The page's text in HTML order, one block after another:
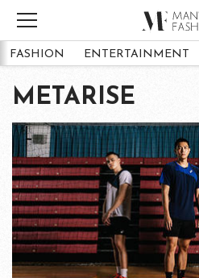
FASHION ENTERTAINMENT
METARISE